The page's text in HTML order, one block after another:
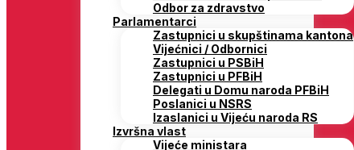
Odbor za zdravstvo
Parlamentarci
Zastupnici u skupštinama kantona
Vijećnici / Odbornici
Zastupnici u PSBiH
Zastupnici u PFBiH
Delegati u Domu naroda PFBiH
Poslanici u NSRS
Izaslanici u Vijeću naroda RS
Izvršna vlast
Vijeće ministara